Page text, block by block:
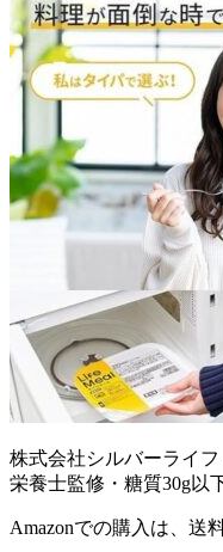
株式会社シルバーライ
栄養士監修・糖質30g以
Amazonでの購入は、送